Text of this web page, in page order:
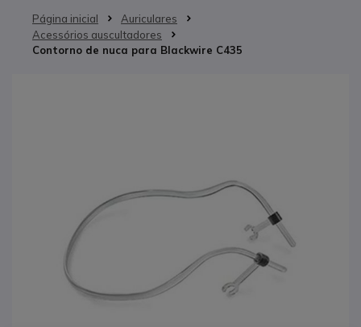
Página inicial
Auriculares
Acessórios auscultadores
Contorno de nuca para Blackwire C435